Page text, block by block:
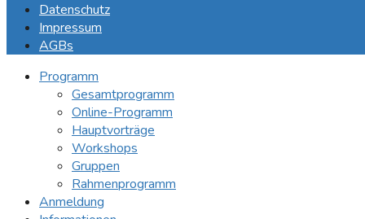
Datenschutz
Impressum
AGBs
Programm
Gesamtprogramm
Online-Programm
Hauptvorträge
Workshops
Gruppen
Rahmenprogramm
Anmeldung